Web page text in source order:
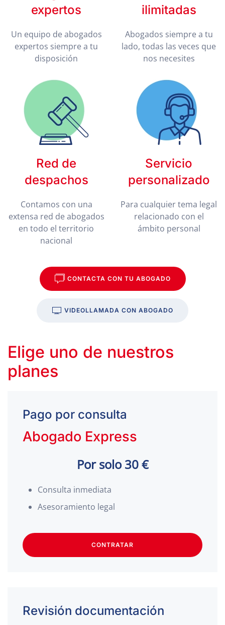
expertos
Un equipo de abogados
expertos siempre a tu
disposición
ilimitadas
Abogados siempre a tu
lado, todas las veces que
nos necesites
Red de
despachos
Contamos con una
extensa red de abogados
en todo el territorio
nacional
Servicio
personalizado
Para cualquier tema legal
relacionado con el
ámbito personal
CONTACTA CON TU ABOGADO
VIDEOLLAMADA CON ABOGADO
Elige uno de nuestros
planes
Pago por consulta
Abogado Express
Por solo 30 €
Consulta inmediata
Asesoramiento legal
CONTRATAR
Revisión documentación